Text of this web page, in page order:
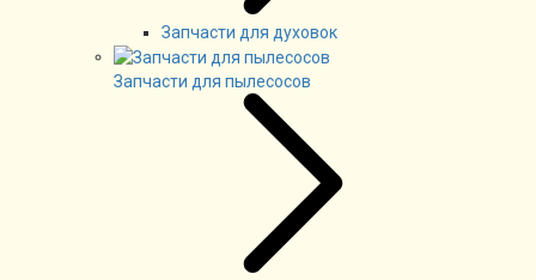
Запчасти для духовок
Запчасти для пылесосов